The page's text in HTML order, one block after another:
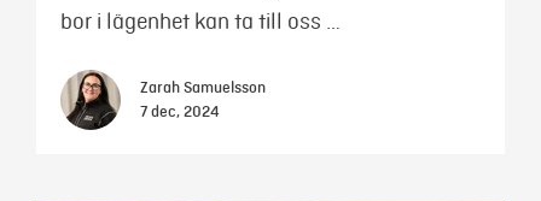
bor i lägenhet kan ta till oss …
Zarah Samuelsson
7 dec, 2024